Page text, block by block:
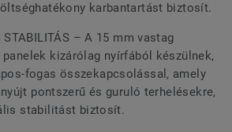
karbantartást biztosít.
STABILITÁS – A 15 mm vastag
panelek kizárólag nyírfából készülnek,
fogas összekapcsolással, amely
pontszerű és guruló terhelésekre,
stabilitást biztosít.